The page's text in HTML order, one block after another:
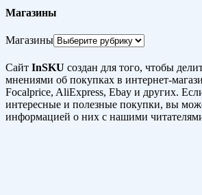
Магазины
Магазины
Сайт InSKU создан для того, чтобы
мнениями об покупках в интернет-
Focalprice, AliExpress, Ebay и других.
интересные и полезные покупки, вы
информацией о них с нашими